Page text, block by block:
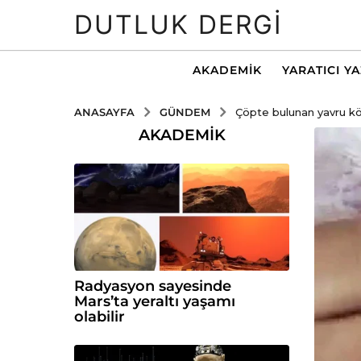
DUTLUK DERGI
AKADEMIK YARATICI
ANASAYFA GÜNDEM Çöpte bulunan yavru
AKADEMIK
Radyasyon sayesinde
Mars’ta yeraltı yaşamı
olabilir